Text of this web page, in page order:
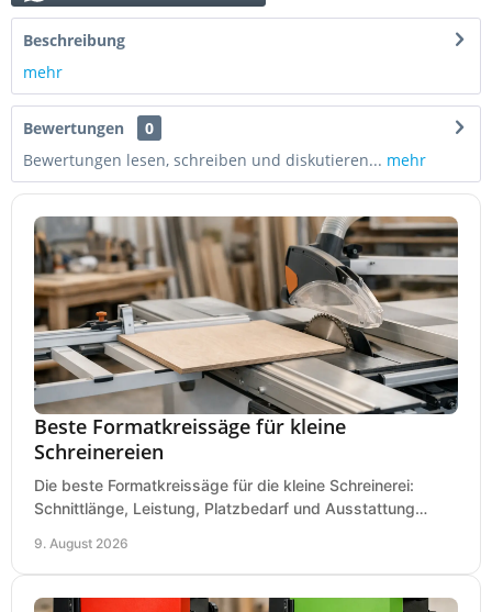
Beschreibung
mehr
Bewertungen
0
Bewertungen lesen, schreiben und diskutieren... mehr
Beste Formatkreissäge für kleine
Schreinereien
Die beste Formatkreissäge für die kleine Schreinerei:
Schnittlänge, Leistung, Platzbedarf und Ausstattung
9. August 2026